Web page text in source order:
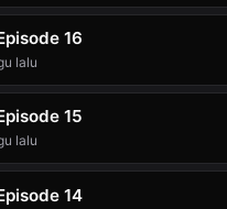
16
lalu
15
lalu
14